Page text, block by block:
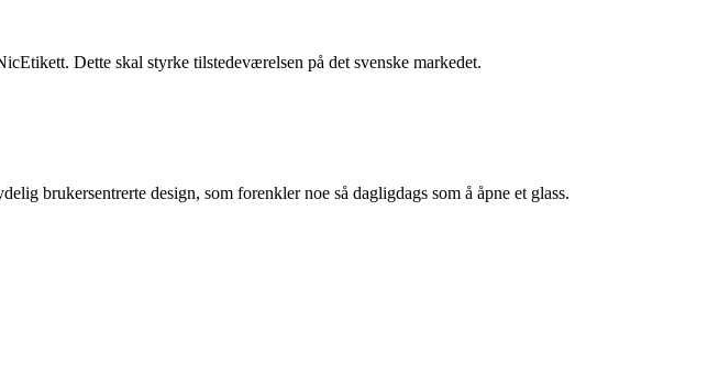
Dette skal styrke tilstedeværelsen på det svenske markedet.
brukersentrerte design, som forenkler noe så dagligdags som å åpne et glass.